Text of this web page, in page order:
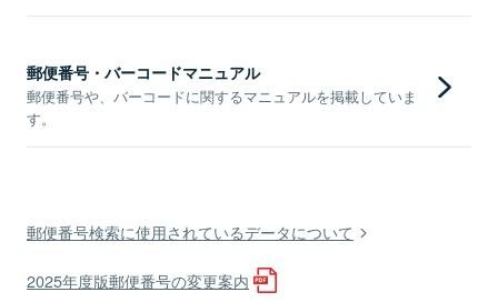
郵便番号・バーコードマニュアル
郵便番号や、バーコードに関するマニュアルを掲載していま
す。
郵便番号検索に使用されているデータについて
2025年度版郵便番号の変更案内